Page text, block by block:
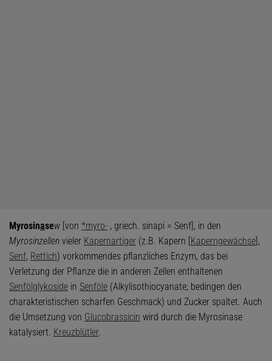
Myrosinasew [von *myro- , griech. sinapi = Senf], in den
Myrosinzellen vieler Kapernartiger (z.B. Kapern [Kaperngewächse],
Senf, Rettich) vorkommendes pflanzliches Enzym, das bei
Verletzung der Pflanze die in anderen Zellen enthaltenen
Senfölglykoside in Senföle (Alkylisothiocyanate; bedingen den
charakteristischen scharfen Geschmack) und Zucker spaltet. Auch
die Umsetzung von Glucobrassicin wird durch die Myrosinase
katalysiert. Kreuzblütler.